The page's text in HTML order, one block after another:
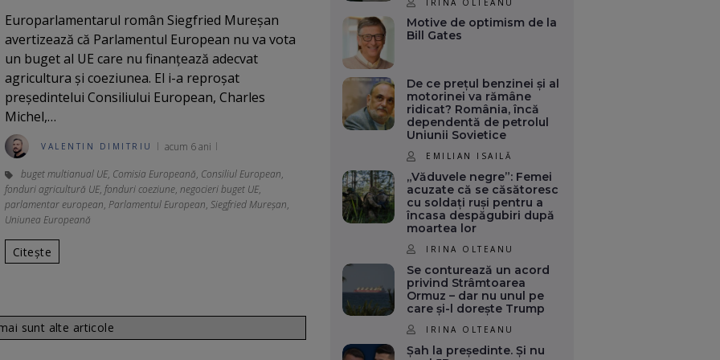
Europarlamentarul român Siegfried Mureșan
avertizează că Parlamentul European nu va vota
un buget al UE care nu finanțează adecvat
agricultura și coeziunea. El i-a reproșat
președintelui Consiliului European, Charles
Michel,…
VALENTIN DIMITRIU acum 6 ani
buget multianual UE, Comisia Europeană, Consiliul European,
fonduri agricultură UE, fonduri coeziune, negocieri buget UE,
parlamentar european, Parlamentul European, Siegfried Mureșan,
Uniunea Europeană
Citește
sunt alte articole
Motive de optimism de la
Bill Gates
De ce prețul benzinei și al
motorinei va rămâne
ridicat? România, încă
dependentă de petrolul
Uniunii Sovietice
EMILIAN ISAILĂ
„Văduvele negre”: Femei
acuzate că se căsătoresc
cu soldați ruși pentru a
încasa despăgubiri după
moartea lor
IRINA OLTEANU
Se conturează un acord
privind Strâmtoarea
Ormuz – dar nu unul pe
care și-l dorește Trump
IRINA OLTEANU
Șah la președinte. Și nu